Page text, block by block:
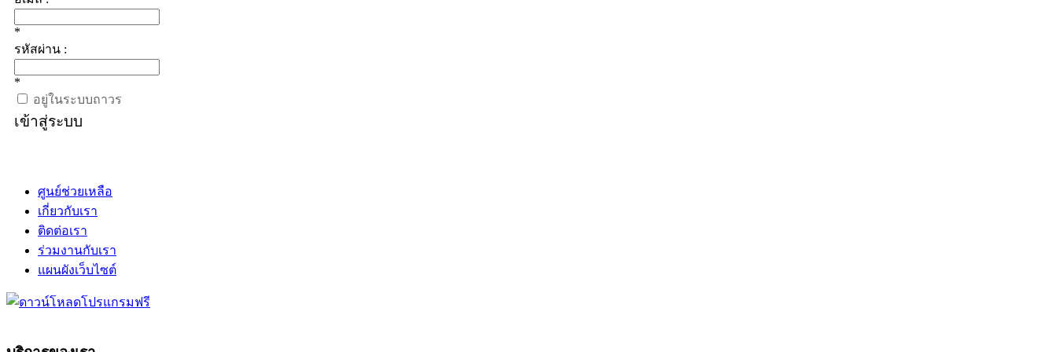
*
รหัสผ่าน :
*
อยู่ในระบบถาวร
เข้าสู่ระบบ
ศูนย์ช่วยเหลือ
เกี่ยวกับเรา
ติดต่อเรา
ร่วมงานกับเรา
แผนผังเว็บไซต์